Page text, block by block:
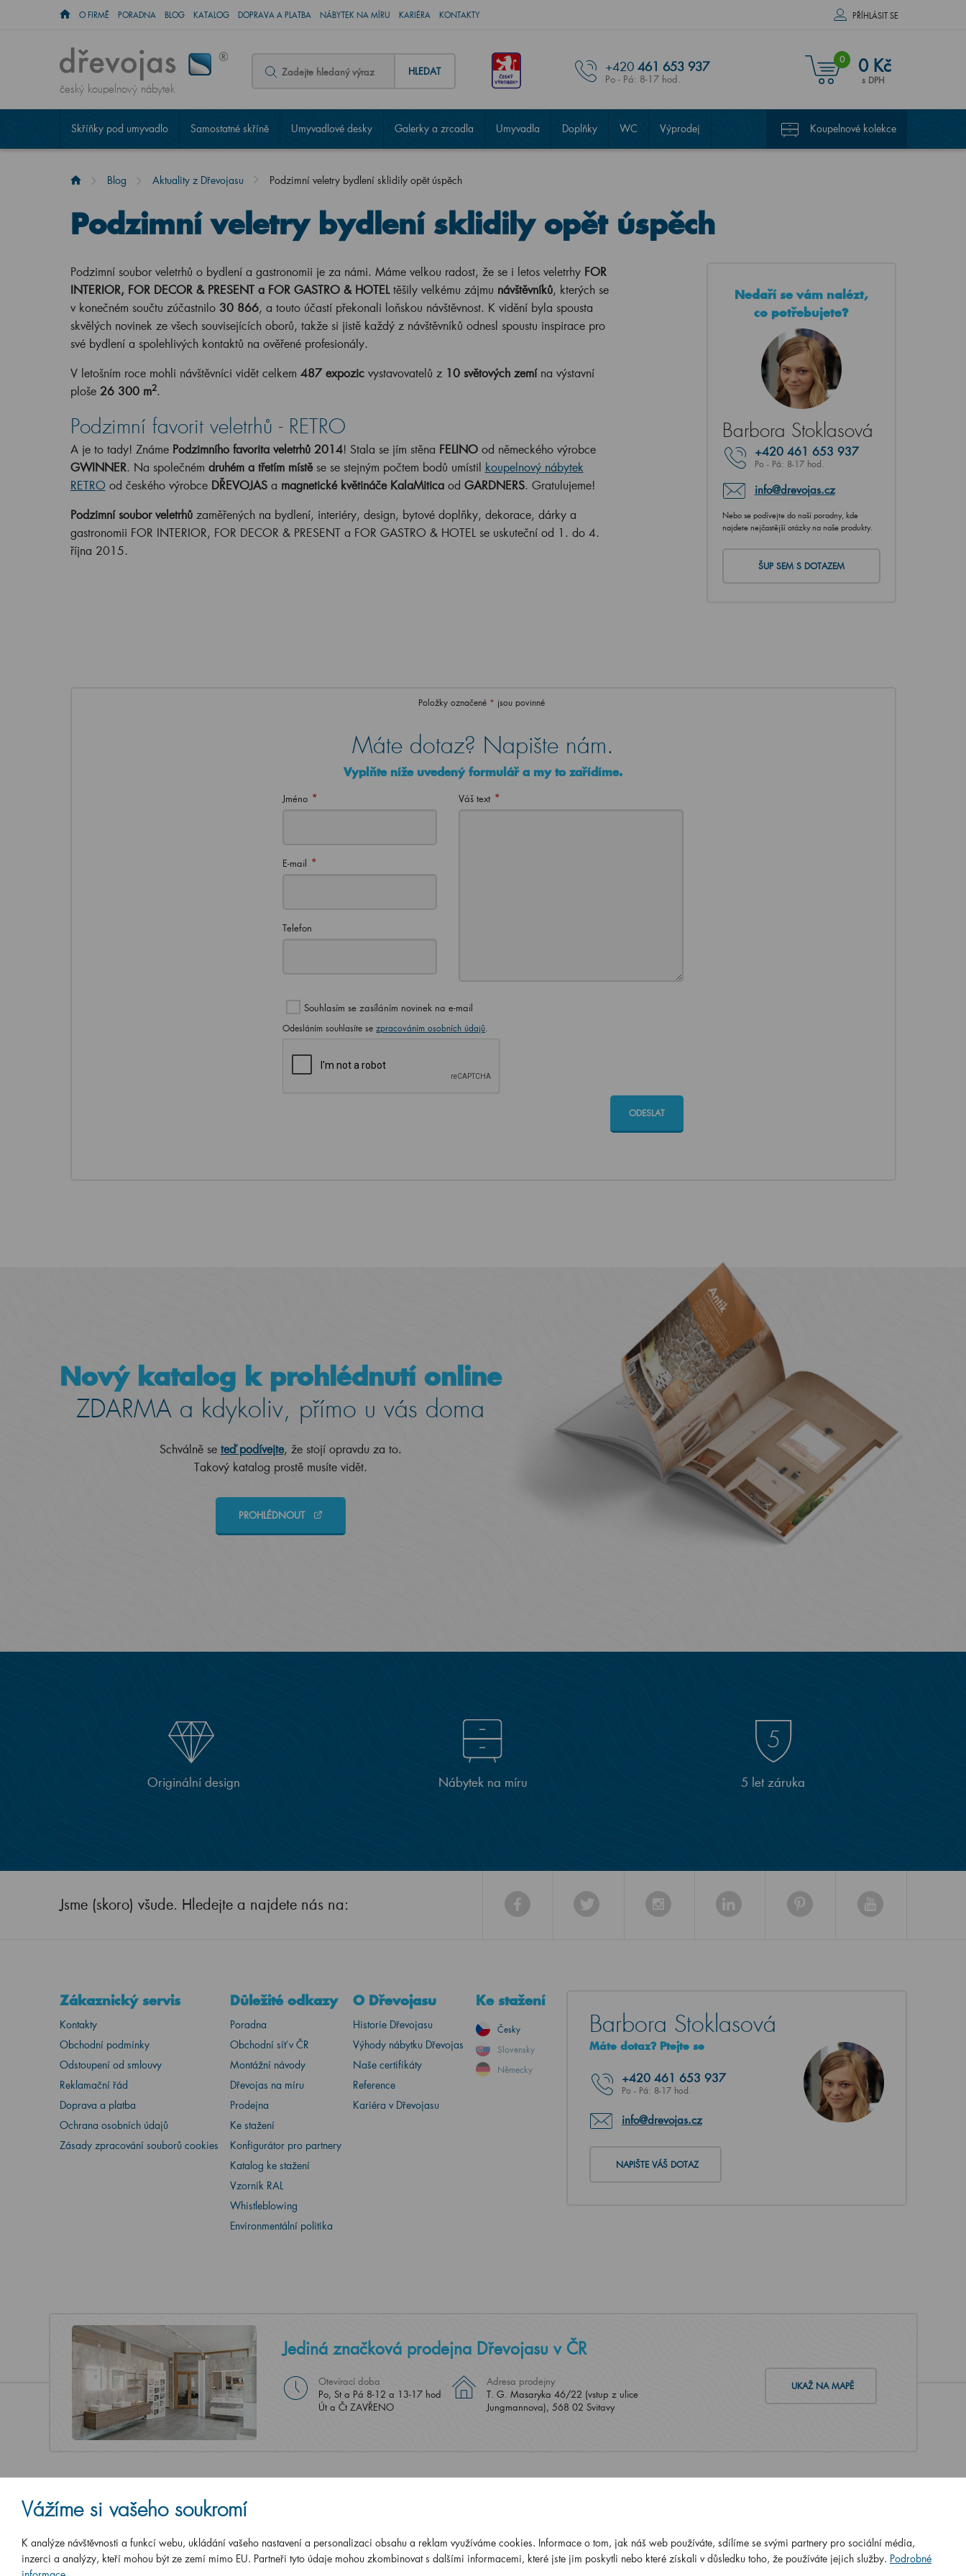
O FIRMĚ PORADNA BLOG KATALOG DOPRAVA A PLATBA NÁBYTEK NA MÍRU KARIÉRA KONTAKTY PŘÍHLÁSIT SE
český koupelnový nábytek
HLEDAT +420 461 653 937
Po - Pá: 8-17 hod.
0 0 Kč
s DPH
Skříňky pod umyvadlo Samostatné skříně Umyvadlové desky Galerky a zrcadla Umyvadla Doplňky WC Výprodej Koupelnové kolekce
Blog Aktuality z Dřevojasu Podzimní veletry bydlení sklidily opět úspěch
Podzimní veletry bydlení sklidily opět úspěch
Podzimní soubor veletrhů o bydlení a gastronomii je za námi. Máme velkou radost, že se i letos veletrhy FOR
INTERIOR, FOR DECOR & PRESENT a FOR GASTRO & HOTELtěšily velkému zájmu návštěvníků, kterých se
v konečném součtu zúčastnilo 30 866, a touto účastí překonali loňskou návštěvnost. K vidění byla spousta
skvělých novinek ze všech souvisejících oborů, takže si jistě každý z návštěvníků odnesl spoustu inspirace pro
své bydlení a spolehlivých kontaktů na ověřené profesionály.
V letošním roce mohli návštěvníci vidět celkem 487 expozicvystavovatelů z 10 světových zemína výstavní
ploše 26 300 m2.
Podzimní favorit veletrhů - RETRO
A je to tady! Známe Podzimního favorita veletrhů 2014! Stala se jím stěna FELINOod německého výrobce
GWINNER. Na společném druhém a třetím místěse se stejným počtem bodů umístil koupelnový nábytek
RETRO od českého výrobce DŘEVOJASa magnetické květináče KalaMiticaod GARDNERS. Gratulujeme!
Podzimní soubor veletrhůzaměřených na bydlení, interiéry, design, bytové doplňky, dekorace, dárky a
gastronomii FOR INTERIOR, FOR DECOR & PRESENT a FOR GASTRO & HOTEL se uskuteční od 1. do 4.
října 2015.
Nedaří se vám nalézt,
co potřebujete?
Barbora Stoklasová
+420 461 653 937
Po - Pá: 8-17 hod.
info@drevojas.cz
Nebo se podívejte do naší poradny, kde
najdete nejčastější otázky na naše produkty.
ŠUP SEM S DOTAZEM
Položky označené * jsou povinné
Máte dotaz? Napište nám.
Vyplňte níže uvedený formulář a my to zařídíme.
Jméno * Váš text *
E-mail *
Telefon
Souhlasím se zasíláním novinek na e-mail
Odesláním souhlasíte sezpracováním osobních údajů.
Nový katalog k prohlédnutí online
ZDARMA a kdykoliv, přímo u vás doma
Schválně se teď podívejte, že stojí opravdu za to.
Takový katalog prostě musíte vidět.
PROHLÉDNOUT
Originální design Nábytek na míru 5 let záruka
Jsme (skoro) všude. Hledejte a najdete nás na:
Zákaznický servis
Kontakty
Obchodní podmínky
Odstoupení od smlouvy
Reklamační řád
Doprava a platba
Ochrana osobních údajů
Zásady zpracování souborů cookies
Důležité odkazy
Poradna
Obchodní síť v ČR
Montážní návody
Dřevojas na míru
Prodejna
Ke stažení
Konfigurátor pro partnery
Katalog ke stažení
Vzorník RAL
Whistleblowing
Environmentální politika
O Dřevojasu
Historie Dřevojasu
Výhody nábytku Dřevojas
Naše certifikáty
Reference
Kariéra v Dřevojasu
Ke stažení
Česky
Slovensky
Německy
Barbora Stoklasová
Máte dotaz? Ptejte se
+420 461 653 937
Po - Pá: 8-17 hod.
info@drevojas.cz
NAPIŠTE VÁŠ DOTAZ
Jediná značková prodejna Dřevojasu v ČR
Otevírací doba
Po, St a Pá 8-12 a 13-17 hod
Út a Čt ZAVŘENO
Adresa prodejny
T. G. Masaryka 46/22 (vstup z ulice
Jungmannova), 568 02 Svitavy
UKAŽ NA MAPĚ
ČSN EN ISO
ČSN EN ISO
Vážíme si vašeho soukromí
K analýze návštěvnosti a funkcí webu, ukládání vašeho nastavení a personalizaci obsahu a reklam využíváme cookies. Informace o tom, jak náš web používáte, sdílíme se svými partnery pro sociální média,
inzerci a analýzy, kteří mohou být ze zemí mimo EU. Partneři tyto údaje mohou zkombinovat s dalšími informacemi, které jste jim poskytli nebo které získali v důsledku toho, že používáte jejich služby. Podrobné